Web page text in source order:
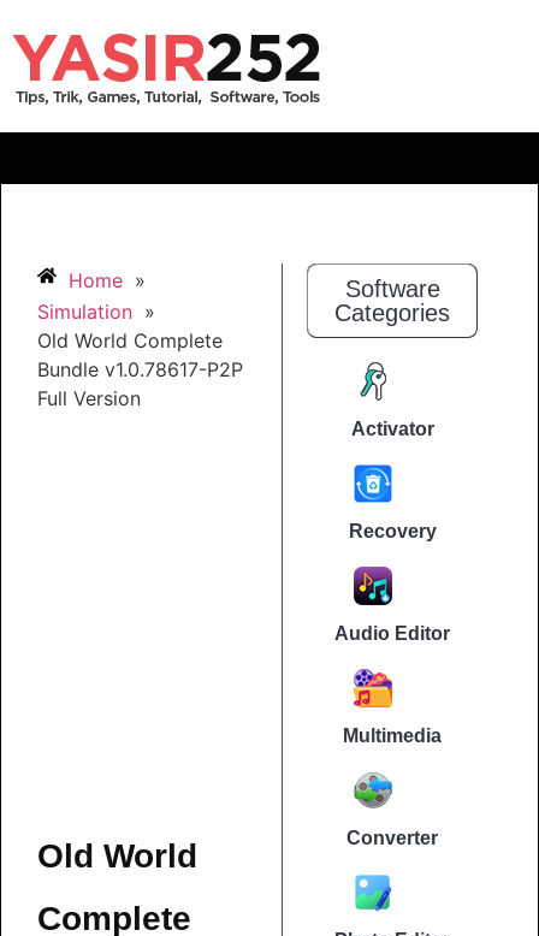
Home »
Simulation »
Old World Complete
Bundle v1.0.78617-P2P
Full Version
Old World
Complete
Software
Categories
Activator
Recovery
Audio Editor
Multimedia
Converter